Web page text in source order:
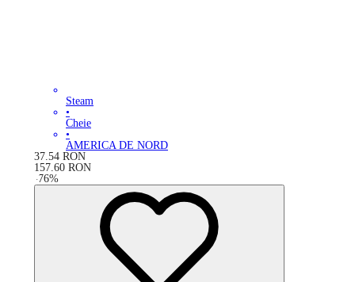
Steam
•
Cheie
•
AMERICA DE NORD
37.54 RON
157.60 RON
-76%